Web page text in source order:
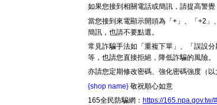
如果您接到相關電話或簡訊，請提高警
當您接到來電顯示開頭為「+」、「+2
簡訊，也請不要點選。
常見詐騙手法如「重複下單」、「誤設
等，也請您直接拒絕，降低詐騙的風險。
亦請您定期修改密碼、強化密碼強度（
{shop name} 敬祝順心如意
165全民防騙網： https://165.npa.gov.tw/